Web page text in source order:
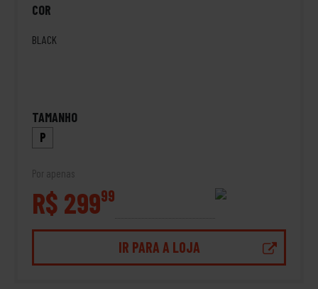
COR
BLACK
TAMANHO
P
Por apenas
R$ 29999
IR PARA A LOJA